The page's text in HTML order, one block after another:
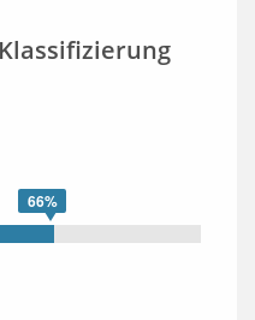
66%